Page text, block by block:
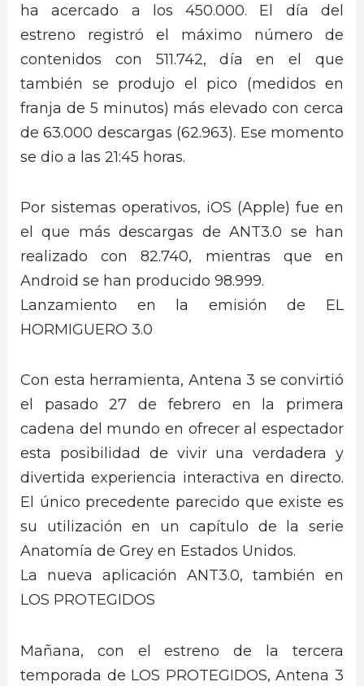
ha acercado a los 450.000. El día del
estreno registró el máximo número de
contenidos con 511.742, día en el que
también se produjo el pico (medidos en
franja de 5 minutos) más elevado con cerca
de 63.000 descargas (62.963). Ese momento
se dio a las 21:45 horas.
Por sistemas operativos, iOS (Apple) fue en
el que más descargas de ANT3.0 se han
realizado con 82.740, mientras que en
Android se han producido 98.999.
Lanzamiento en la emisión de EL
HORMIGUERO 3.0
Con esta herramienta, Antena 3 se convirtió
el pasado 27 de febrero en la primera
cadena del mundo en ofrecer al espectador
esta posibilidad de vivir una verdadera y
divertida experiencia interactiva en directo.
El único precedente parecido que existe es
su utilización en un capítulo de la serie
Anatomía de Grey en Estados Unidos.
La nueva aplicación ANT3.0, también en
LOS PROTEGIDOS
Mañana, con el estreno de la tercera
temporada de LOS PROTEGIDOS, Antena 3